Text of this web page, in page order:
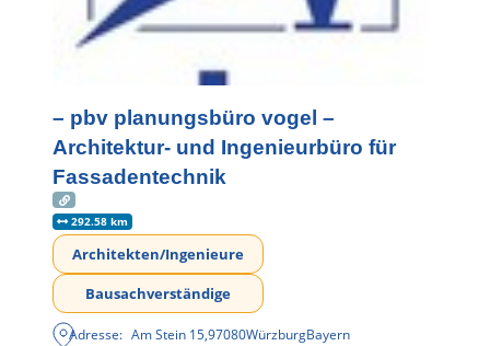
– pbv planungsbüro vogel –
Architektur- und Ingenieurbüro für
Fassadentechnik
292.58 km
Architekten/Ingenieure
Bausachverständige
Adresse: Am Stein 15,97080WürzburgBayern